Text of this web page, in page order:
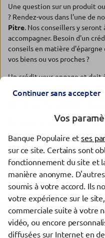
Une question sur un produit
? Rendez-vous dans l'une de
Pitre. Nos conseillers y
accompagner. Besoin d'un
conseils en matière
vos biens ou vos proches ?
Un crédit vous engage et doit
Document à caractère
dossier par l'organisme prêteur,
Pour les crédits à la
légal de rétractation. Pour les
dispose d'un délai de réflexion
crédit. La vente est
pas obtenu, le vendeur doit
Trouver une agence Banque
Guadeloupe
Pointe-à-Pitre
Continuer sans accepter
Vos
Banque Populaire etses
sur ce site. Certains sont
fonctionnement du site et
manière anonyme.
soumis à votre accord. Ils
votre expérience sur le
commerciale suite à votre
vidéo, ou encore
diffusées sur Internet en